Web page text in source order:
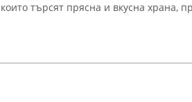
които търсят прясна и вкусна храна,